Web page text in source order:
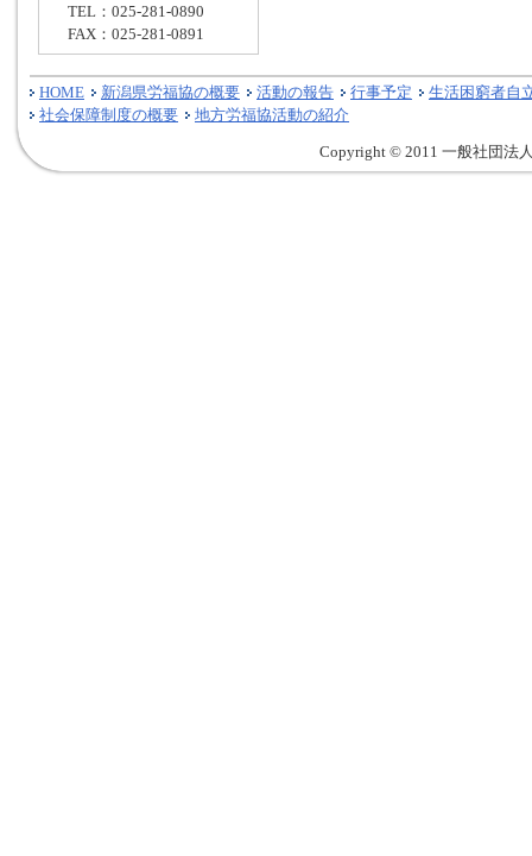
TEL：025-281-0890
FAX：025-281-0891
HOME 新潟県労福協の概要 活動の報告 行事予定
生活困窮者自
社会保障制度の概要
地方労福協活動の紹介
Copyright © 2011 一般社団法